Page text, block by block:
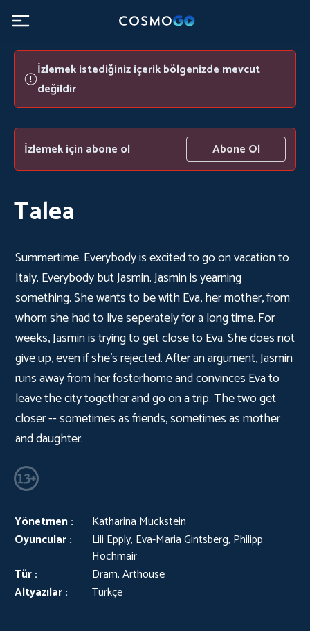
İzlemek istediğiniz içerik bölgenizde mevcut
değildir
İzlemek için abone ol Abone Ol
Talea
Summertime. Everybody is excited to go on vacation to
Italy. Everybody but Jasmin. Jasmin is yearning
something. She wants to be with Eva, her mother, from
whom she had to live seperately for a long time. For
weeks, Jasmin is trying to get close to Eva. She does not
give up, even if she's rejected. After an argument, Jasmin
runs away from her fosterhome and convinces Eva to
leave the city together and go on a trip. The two get
closer -- sometimes as friends, sometimes as mother
and daughter.
Yönetmen :
Katharina Muckstein
Oyuncular :
Lili Epply, Eva-Maria Gintsberg, Philipp
Hochmair
Tür :
Dram, Arthouse
Altyazılar :
Türkçe